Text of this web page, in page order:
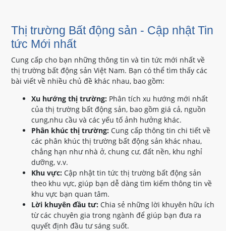
Thị trường Bất động sản - Cập nhật Tin
tức Mới nhất
Cung cấp cho bạn những thông tin và tin tức mới nhất về
thị trường bất động sản Việt Nam. Bạn có thể tìm thấy các
bài viết về nhiều chủ đề khác nhau, bao gồm:
Xu hướng thị trường: Phân tích xu hướng mới nhất
của thị trường bất động sản, bao gồm giá cả, nguồn
cung,nhu cầu và các yếu tố ảnh hưởng khác.
Phân khúc thị trường: Cung cấp thông tin chi tiết về
các phân khúc thị trường bất động sản khác nhau,
chẳng hạn như nhà ở, chung cư, đất nền, khu nghỉ
dưỡng, v.v.
Khu vực: Cập nhật tin tức thị trường bất động sản
theo khu vực, giúp bạn dễ dàng tìm kiếm thông tin về
khu vực bạn quan tâm.
Lời khuyên đầu tư: Chia sẻ những lời khuyên hữu ích
từ các chuyên gia trong ngành để giúp bạn đưa ra
quyết định đầu tư sáng suốt.